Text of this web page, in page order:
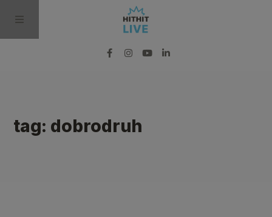
PODCAST
tag: dobrodruh